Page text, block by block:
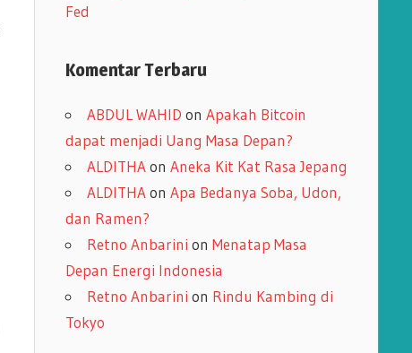
Fed
Komentar Terbaru
ABDUL WAHID on Apakah Bitcoin
dapat menjadi Uang Masa Depan?
ALDITHAon Aneka Kit Kat Rasa Jepang
ALDITHAon Apa Bedanya Soba, Udon,
dan Ramen?
Retno Anbarini on Menatap Masa
Depan Energi Indonesia
Retno Anbarini on Rindu Kambing di
Tokyo